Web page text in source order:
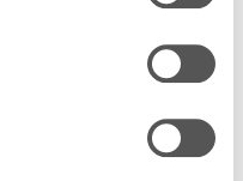
canali